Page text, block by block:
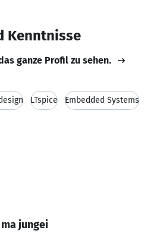
Kenntnisse
ganze Profil zu sehen.
LTspice Embedded Systems
jungei